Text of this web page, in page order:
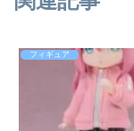
フィギュア